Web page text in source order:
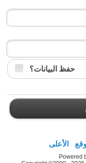
حفظ البيانات؟
الأعلى
Powered